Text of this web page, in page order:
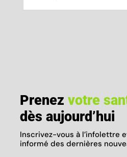
Prenez votre
dès aujourd’hui
Inscrivez-vous à l’infolettre
informé des dernières